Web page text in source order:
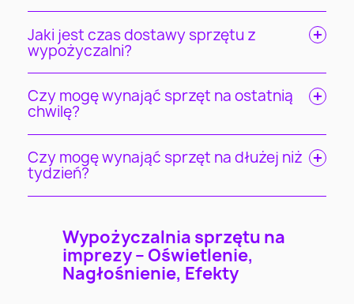
Jaki jest czas dostawy sprzętu z
wypożyczalni?
Czy mogę wynająć sprzęt na ostatnią
chwilę?
Czy mogę wynająć sprzęt na dłużej niż
tydzień?
Wypożyczalnia sprzętu na
imprezy – Oświetlenie,
Nagłośnienie, Efekty